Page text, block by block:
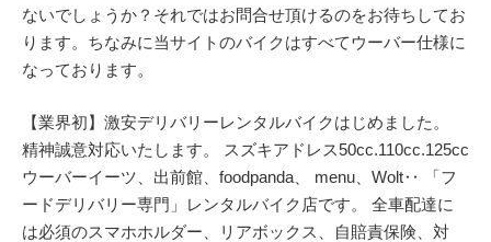
ないでしょうか？それではお問合せ頂けるのをお待ちしてお
ります。ちなみに当サイトのバイクはすべてウーバー仕様に
なっております。
【業界初】激安デリバリーレンタルバイクはじめました。
精神誠意対応いたします。 スズキアドレス50cc.110cc.125cc
ウーバーイーツ、出前館、foodpanda、 menu、Wolt‥ 「フ
ードデリバリー専門」レンタルバイク店です。 全車配達に
は必須のスマホホルダー、リアボックス、自賠責保険、対